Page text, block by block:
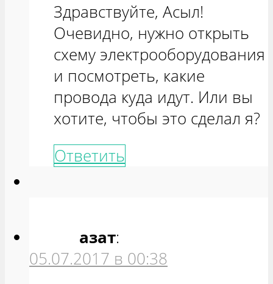
Здравствуйте, Асыл!
Очевидно, нужно открыть
схему электрооборудования
и посмотреть, какие
провода куда идут. Или вы
хотите, чтобы это сделал я?
Ответить
азат:
05.07.2017 в 00:38